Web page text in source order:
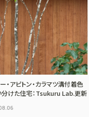
・アピトン・カラマツ溝付着色
分けた住宅：Tsukuru Lab.更新